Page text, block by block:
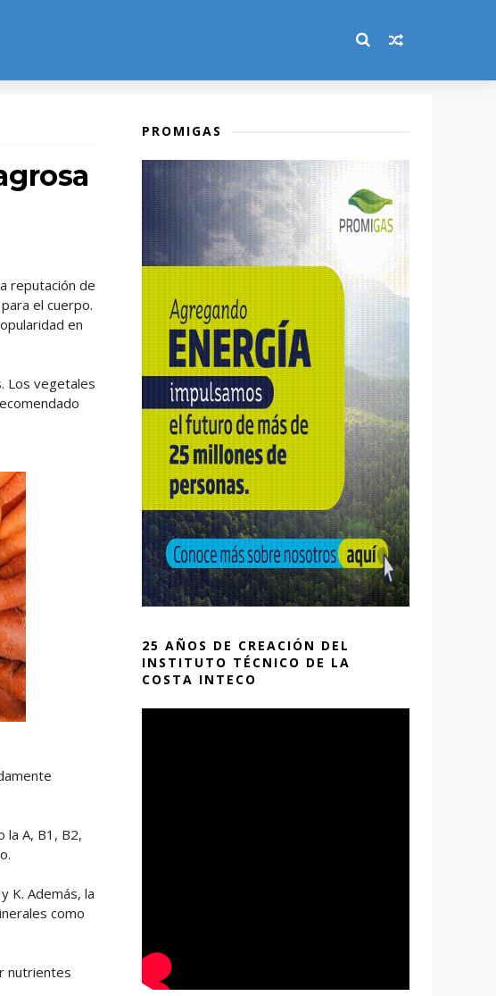
reputación de
el cuerpo.
en
Los vegetales
la A, B1, B2,
K. Además, la
como
nutrientes
PROMIGAS
25 AÑOS DE CREACIÓN DEL
INSTITUTO TÉCNICO DE LA
COSTA INTECO